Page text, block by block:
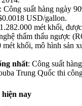
: Công suất hàng ngày
USD/gallon.
mét khối,
thẩm thấu ngược
mét khối, mô hình sản
nhất: Công suất
Trung Quốc thi
nay